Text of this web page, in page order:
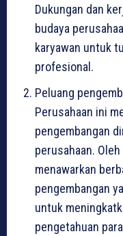
Dukungan dan
budaya
karyawan untuk
profesional.
Peluang
Perusahaan ini
pengembangan
perusahaan.
menawarkan
pengembangan
untuk
pengetahuan